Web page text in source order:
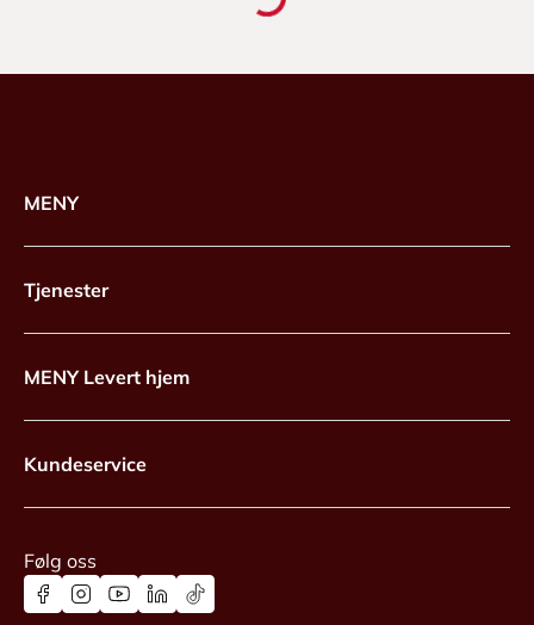
MENY
Tjenester
MENY Levert hjem
Kundeservice
Følg oss